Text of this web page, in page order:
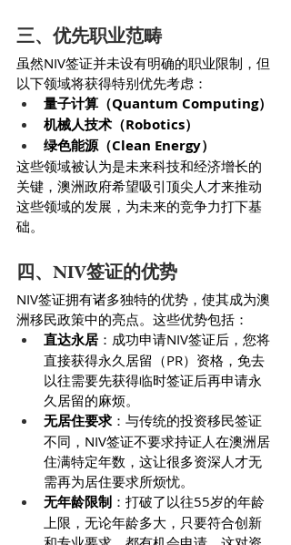
三、优先职业范畴
虽然NIV签证并未设有明确的职业限制，但
以下领域将获得特别优先考虑：
量子计算（Quantum Computing）
机械人技术（Robotics）
绿色能源（Clean Energy）
这些领域被认为是未来科技和经济增长的
关键，澳洲政府希望吸引顶尖人才来推动
这些领域的发展，为未来的竞争力打下基
础。
四、NIV签证的优势
NIV签证拥有诸多独特的优势，使其成为澳
洲移民政策中的亮点。这些优势包括：
直达永居 ：成功申请NIV签证后，您将
直接获得永久居留（PR）资格，免去
以往需要先获得临时签证后再申请永
久居留的麻烦。
无居住要求 ：与传统的投资移民签证
不同，NIV签证不要求持证人在澳洲居
住满特定年数，这让很多资深人才无
需再为居住要求所烦忧。
无年龄限制 ：打破了以往55岁的年龄
上限，无论年龄多大，只要符合创新